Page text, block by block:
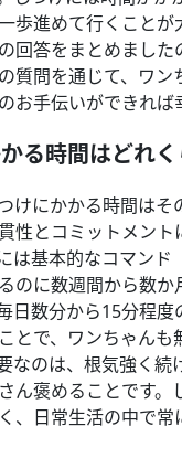
歩進めて行くことが
回答をまとめました
質問を通じて、ワン
お手伝いができれ
る時間はどれ
けにかかる時間はそ
性とコミットメント
は基本的なコマンド
のに数週間から数か
日数分から15分程
とで、ワンちゃんも
なのは、根気強く続
ん褒めることです。
、日常生活の中で常